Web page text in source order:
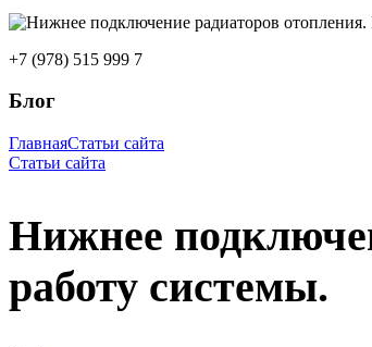
+7 (978) 515 999 7
Блог
ГлавнаяСтатьи сайта
Статьи сайта
Нижнее
работу системы.